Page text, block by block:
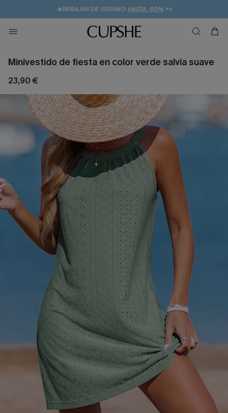
👒PROMOCIÓN DE VERANO:-10% EN 2 VESTIDOS
💌¡SUSCRIBIRSE & GANAR -10% EXTRA!
🚚ENVÍO GRATUITO A PARTIR DE 49 € >>
Minivestido de fiesta en color verde salvia suave
23,90 €